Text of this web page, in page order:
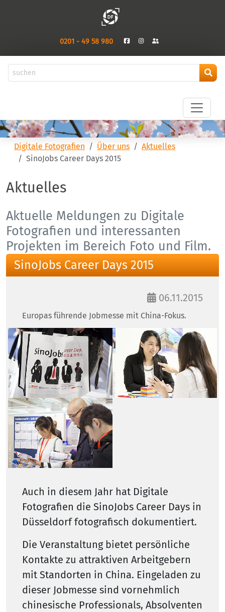
0201 - 49 58 980
Digitale Fotografien Über uns
Aktuelles
SinoJobs Career Days 2015
Aktuelles
Aktuelle Meldungen zu Digitale
Fotografien und interessanten
Projekten im Bereich Foto und Film.
SinoJobs Career Days 2015
06.11.2015
Europas führende Jobmesse mit China-Fokus.
Auch in diesem Jahr hat Digitale
Fotografien die SinoJobs Career Days in
Düsseldorf fotografisch dokumentiert.
Die Veranstaltung bietet persönliche
Kontakte zu attraktiven Arbeitgebern
mit Standorten in China. Eingeladen zu
dieser Jobmesse sind vornehmlich
chinesische Professionals, Absolventen